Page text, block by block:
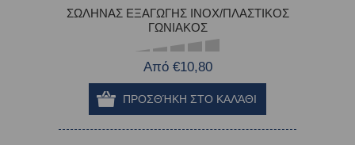
ΣΩΛΗΝΑΣ ΕΞΑΓΩΓΗΣ INOX/ΠΛΑΣΤΙΚΟΣ
ΓΩΝΙΑΚΟΣ
Από €10,80